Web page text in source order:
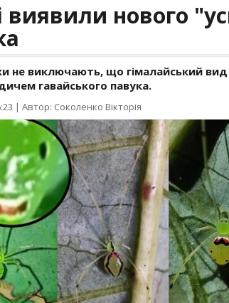
виявили нового
не виключають, що гімалайський
гавайського павука.
| Автор: Соколенко Вікторія